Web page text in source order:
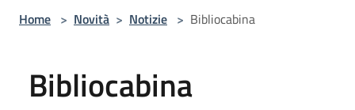
Home > Novità > Notizie > Bibliocabina
Bibliocabina